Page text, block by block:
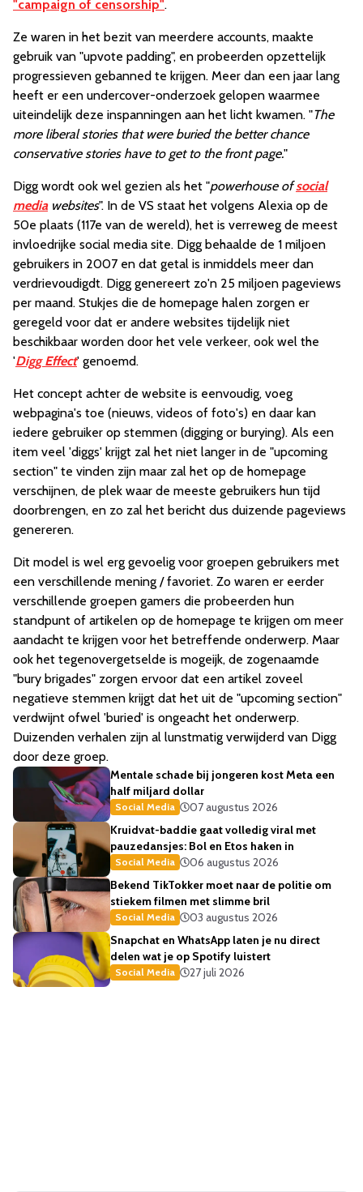
"campaign of censorship".
Ze waren in het bezit van meerdere accounts, maakte
gebruik van "upvote padding", en probeerden opzettelijk
progressieven gebanned te krijgen. Meer dan een jaar lang
heeft er een undercover-onderzoek gelopen waarmee
uiteindelijk deze inspanningen aan het licht kwamen. "The
more liberal stories that were buried the better chance
conservative stories have to get to the front page."
Digg wordt ook wel gezien als het "powerhouse ofsocial
mediawebsites". In de VS staat het volgens Alexia op de
50e plaats (117e van de wereld), het is verreweg de meest
invloedrijke social media site. Digg behaalde de 1 miljoen
gebruikers in 2007 en dat getal is inmiddels meer dan
verdrievoudigdt. Digg genereert zo'n 25 miljoen pageviews
per maand. Stukjes die de homepage halen zorgen er
geregeld voor dat er andere websites tijdelijk niet
beschikbaar worden door het vele verkeer, ook wel the
'Digg Effect' genoemd.
Het concept achter de website is eenvoudig, voeg
webpagina's toe (nieuws, videos of foto's) en daar kan
iedere gebruiker op stemmen (digging or burying). Als een
item veel 'diggs' krijgt zal het niet langer in de "upcoming
section" te vinden zijn maar zal het op de homepage
verschijnen, de plek waar de meeste gebruikers hun tijd
doorbrengen, en zo zal het bericht dus duizende pageviews
genereren.
Dit model is wel erg gevoelig voor groepen gebruikers met
een verschillende mening / favoriet. Zo waren er eerder
verschillende groepen gamers die probeerden hun
standpunt of artikelen op de homepage te krijgen om meer
aandacht te krijgen voor het betreffende onderwerp. Maar
ook het tegenovergetselde is mogeijk, de zogenaamde
"bury brigades" zorgen ervoor dat een artikel zoveel
negatieve stemmen krijgt dat het uit de "upcoming section"
verdwijnt ofwel 'buried' is ongeacht het onderwerp.
Duizenden verhalen zijn al lunstmatig verwijderd van Digg
door deze groep.
Mentale schade bij jongeren kost Meta een
half miljard dollar
Social Media
07 augustus 2026
Kruidvat-baddie gaat volledig viral met
pauzedansjes: Bol en Etos haken in
Social Media
06 augustus 2026
Bekend TikTokker moet naar de politie om
stiekem filmen met slimme bril
Social Media
03 augustus 2026
Snapchat en WhatsApp laten je nu direct
delen wat je op Spotify luistert
Social Media 27 juli 2026